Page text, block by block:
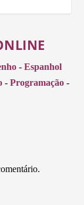
- Espanhol
- Programação -